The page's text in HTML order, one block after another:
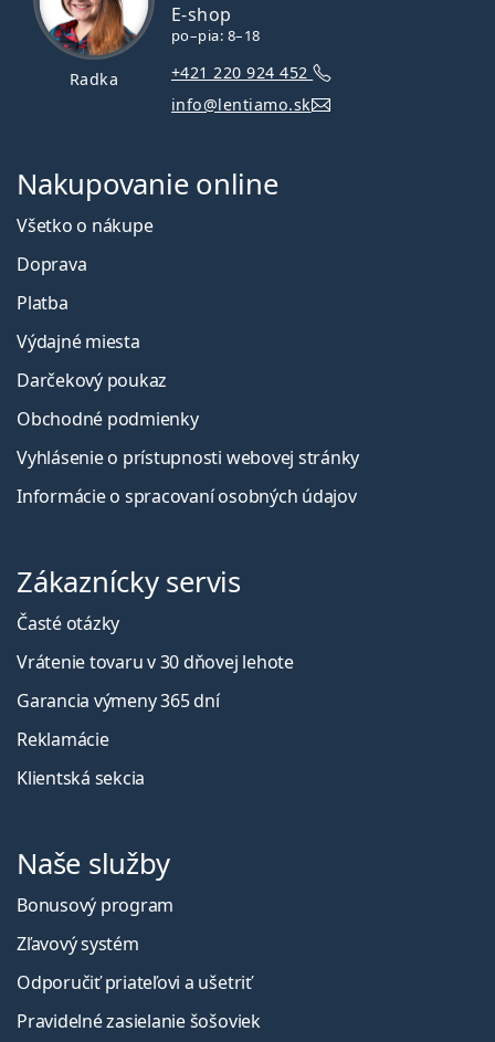
Radka
E-shop
po–pia: 8–18
+421 220 924 452
info@lentiamo.sk
Nakupovanie online
Všetko o nákupe
Doprava
Platba
Výdajné miesta
Darčekový poukaz
Obchodné podmienky
Vyhlásenie o prístupnosti webovej stránky
Informácie o spracovaní osobných údajov
Zákaznícky servis
Časté otázky
Vrátenie tovaru v 30 dňovej lehote
Garancia výmeny 365 dní
Reklamácie
Klientská sekcia
Naše služby
Bonusový program
Zľavový systém
Odporučiť priateľovi a ušetriť
Pravidelné zasielanie šošoviek